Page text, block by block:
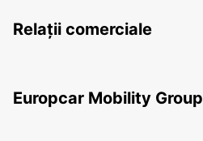
Relații comerciale
Europcar Mobility Group